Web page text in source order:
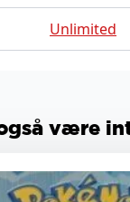
Unlimited
være